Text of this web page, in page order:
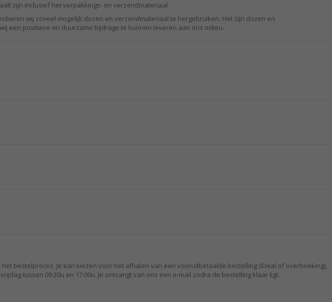
zijn inclusief het verpakkings- en verzendmateriaal.
wij zoveel mogelijk dozen en verzendmateriaal te hergebruiken. Het zijn dozen en
een positieve en duurzame bijdrage te kunnen leveren aan ons milieu.
bestelproces. Je kan kiezen voor het afhalen van een vooruitbetaalde bestelling (iDeal of overboeking),
tussen 09:30u en 17:00u. Je ontvangt van ons een e-mail zodra de bestelling klaar ligt.